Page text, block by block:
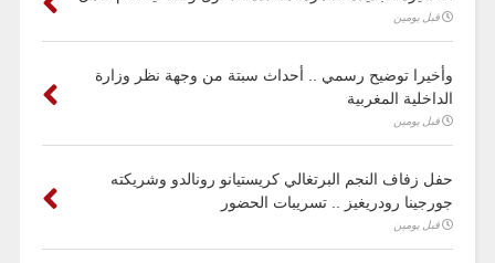
قبل يومين
وأخيرا توضيح رسمي .. أحداث سبتة من وجهة نظر وزارة
الداخلية المغربية
قبل يومين
حفل زفاف النجم البرتغالي كريستيانو رونالدو وشريكته
جورجينا رودريغيز .. تسريبات الحضور
قبل يومين